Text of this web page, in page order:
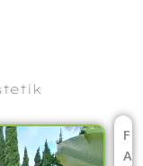
F
A